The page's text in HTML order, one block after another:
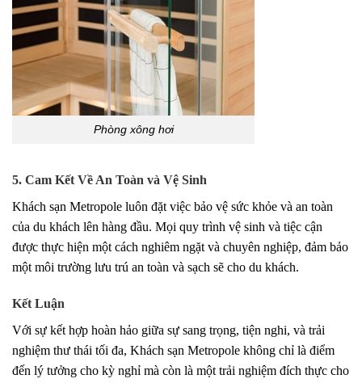
Phòng xông hơi
5. Cam Kết Về An Toàn và Vệ Sinh
Khách sạn Metropole luôn đặt việc bảo vệ sức khỏe và an toàn
của du khách lên hàng đầu. Mọi quy trình vệ sinh và tiệc cận
được thực hiện một cách nghiêm ngặt và chuyên nghiệp, đảm bảo
một môi trường lưu trú an toàn và sạch sẽ cho du khách.
Kết Luận
Với sự kết hợp hoàn hảo giữa sự sang trọng, tiện nghi, và trải
nghiệm thư thái tối đa, Khách sạn Metropole không chỉ là điểm
đến lý tưởng cho kỳ nghỉ mà còn là một trải nghiệm đích thực cho